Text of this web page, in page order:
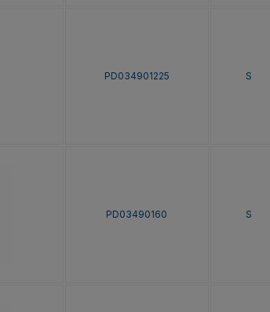
PD034901225 S
PD03490160 S